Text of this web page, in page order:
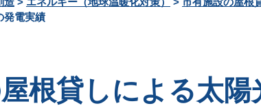
発電実績
根貸しによる太陽